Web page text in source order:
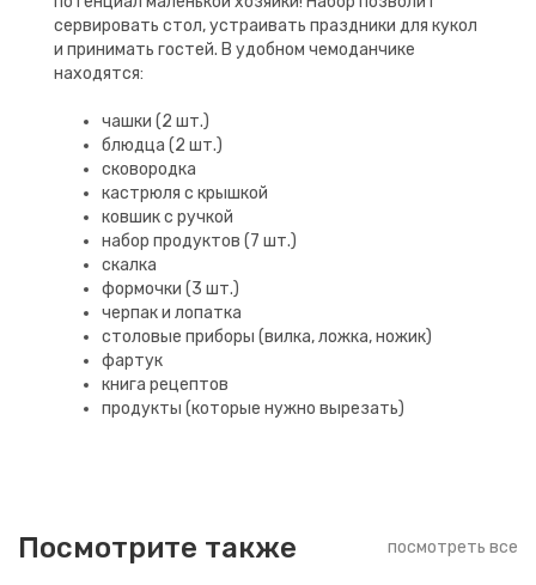
сервировать стол, устраивать праздники для кукол
и принимать гостей. В удобном чемоданчике
находятся:
чашки (2 шт.)
блюдца (2 шт.)
сковородка
кастрюля с крышкой
ковшик с ручкой
набор продуктов (7 шт.)
скалка
формочки (3 шт.)
черпак и лопатка
столовые приборы (вилка, ложка, ножик)
фартук
книга рецептов
продукты (которые нужно вырезать)
Посмотрите также посмотреть все